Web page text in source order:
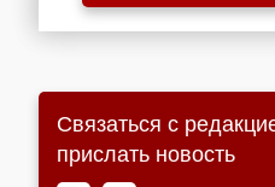
Связаться с
прислать новость